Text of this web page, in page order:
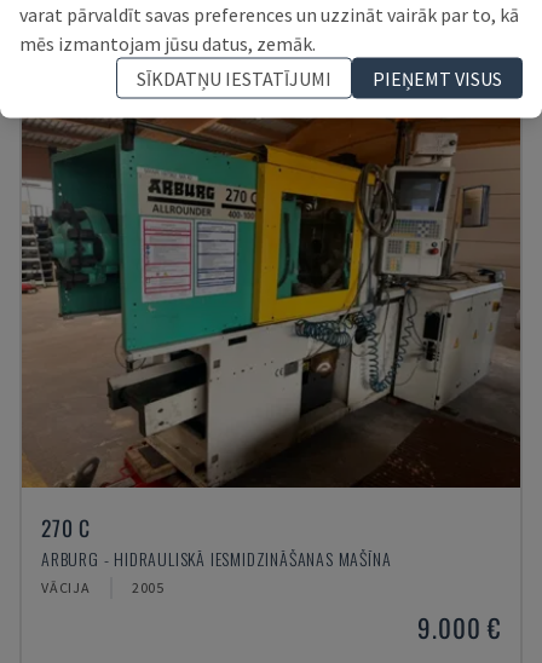
270 C
ARBURG - HIDRAULISKĀ IESMIDZINĀŠANAS MAŠĪNA
VĀCIJA 2005
9.000 €
varat pārvaldīt savas preferences un uzzināt vairāk par to, kā
mēs izmantojam jūsu datus, zemāk.
SĪKDATŅU IESTATĪJUMI
PIEŅEMT VISUS